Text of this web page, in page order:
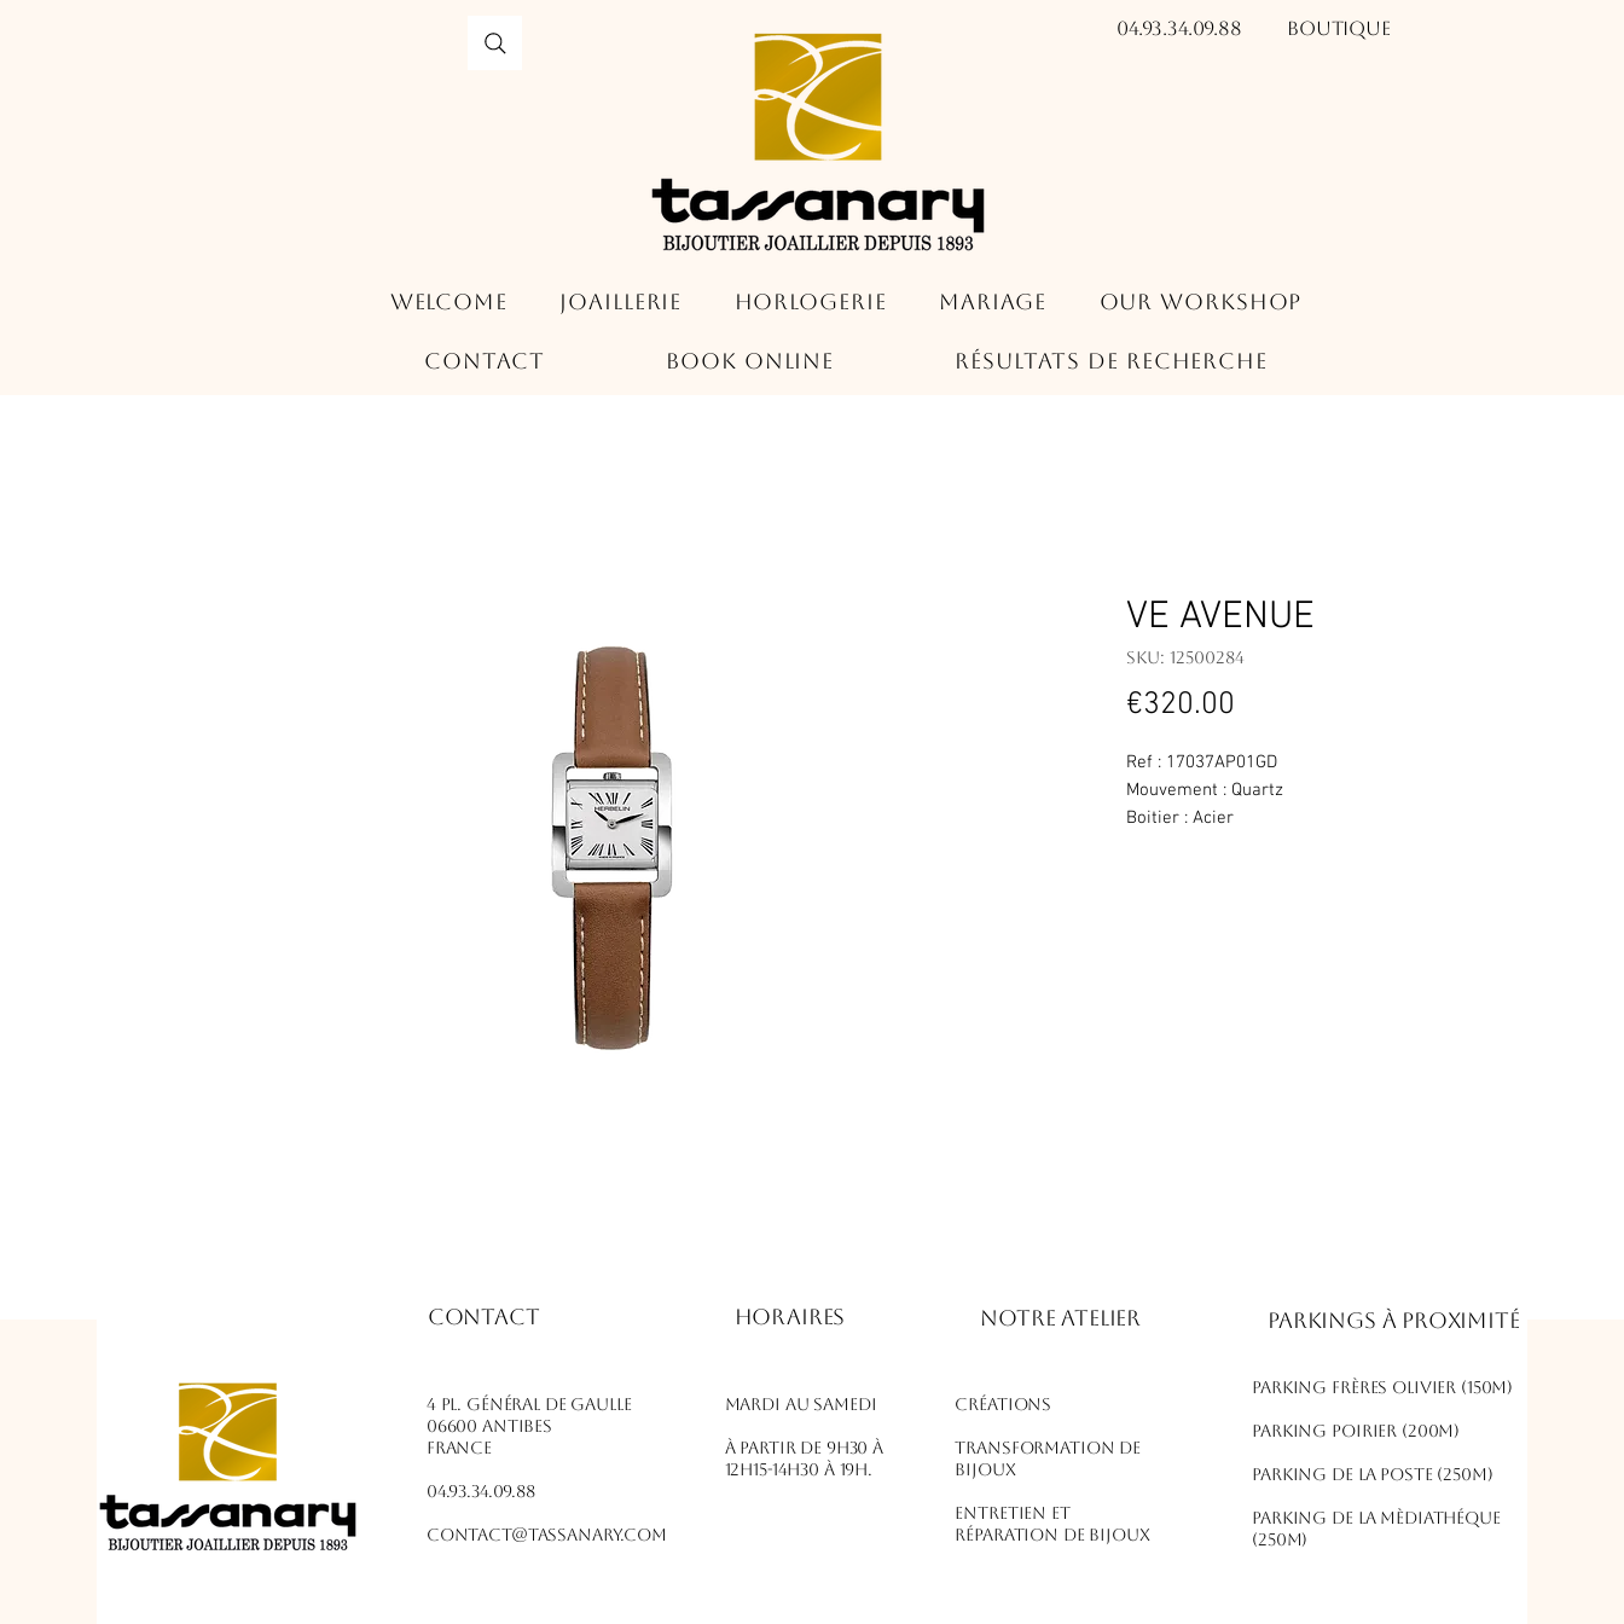
04.93.34.09.88​​ Boutique
Welcome Joaillerie Horlogerie Mariage Our Workshop
Contact Book Online Résultats de recherche
VE AVENUE
SKU: 12500284
€320.00
Ref : 17037AP01GD
Mouvement : Quartz
Boitier : Acier
Contact
4 PL. Général de Gaulle
06600 Antibes
France
04.93.34.09.88
contact@tassanary.com
Horaires
Mardi au Samedi
À partir de 9h30 à
12h15-14h30 à 19h.
notre atelier
Créations
Transformation de
bijoux
Entretien et
réparation de bijoux
Parkings à proximité
Parking frères olivier (150m)
​Parking poirier (200m)
parking de la poste (250m)
parking de la mèdiathéque
(250m)